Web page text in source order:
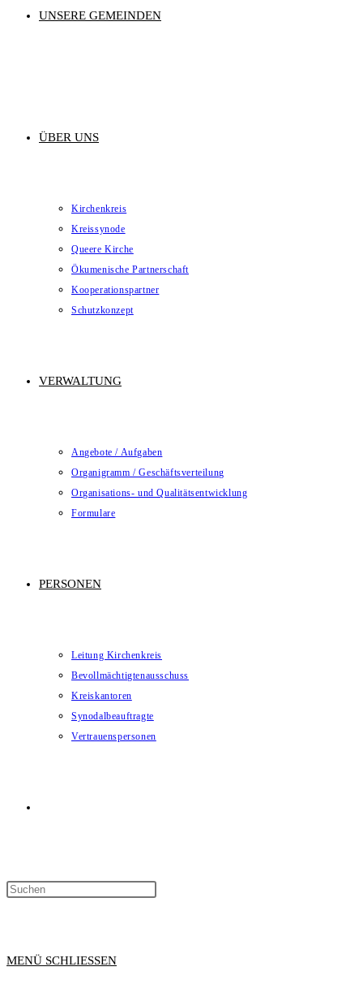
UNSERE GEMEINDEN
ÜBER UNS
Kirchenkreis
Kreissynode
Queere Kirche
Ökumenische Partnerschaft
Kooperationspartner
Schutzkonzept
VERWALTUNG
Angebote / Aufgaben
Organigramm / Geschäftsverteilung
Organisations- und Qualitätsentwicklung
Formulare
PERSONEN
Leitung Kirchenkreis
Bevollmächtigtenausschuss
Kreiskantoren
Synodalbeauftragte
Vertrauenspersonen
MENÜ SCHLIESSEN